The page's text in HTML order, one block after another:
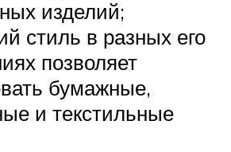
изделий;
стиль в разных его
позволяет
бумажные,
и текстильные